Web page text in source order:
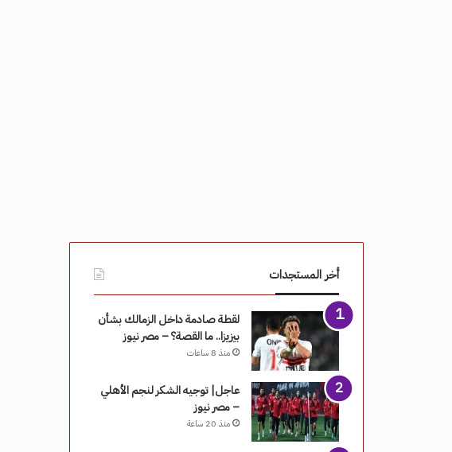
أخر المستجدات
لقطة صادمة داخل الزمالك بشأن
بيزيزا.. ما القصة؟ – مصر نيوز
منذ 8 ساعات
عاجل| توجيه الشكر لنجم الأهلي
– مصر نيوز
منذ 20 ساعة